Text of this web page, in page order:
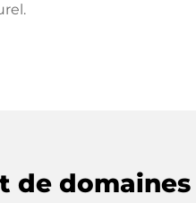
de domaines